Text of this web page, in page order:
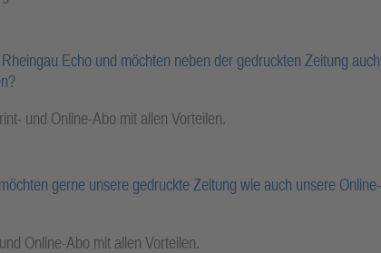
Echo und möchten neben der gedruckten Zeitung auch
und Online-Abo mit allen Vorteilen.
gerne unsere gedruckte Zeitung wie auch unsere Online-
Online-Abo mit allen Vorteilen.